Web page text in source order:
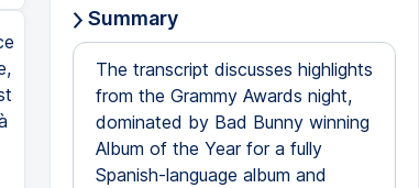
Summary
The transcript discusses highlights
from the Grammy Awards night,
dominated by Bad Bunny winning
Album of the Year for a fully
Spanish-language album and